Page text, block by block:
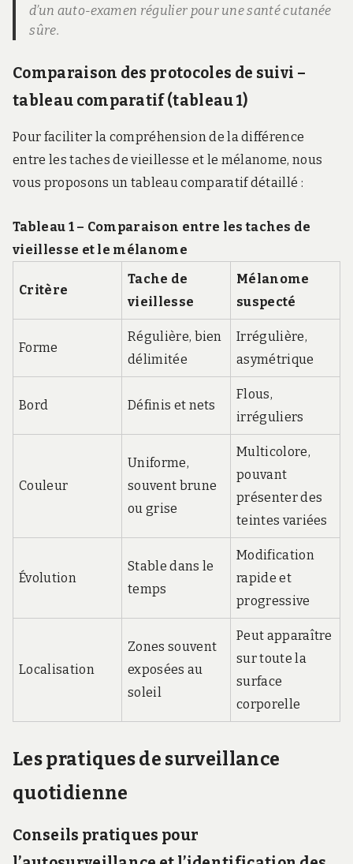
d’un auto-examen régulier pour une santé cutanée
sûre.
Comparaison des protocoles de suivi –
tableau comparatif (tableau 1)
Pour faciliter la compréhension de la différence
entre les taches de vieillesse et le mélanome, nous
vous proposons un tableau comparatif détaillé :
Tableau 1 – Comparaison entre les taches de
vieillesse et le mélanome
Critère
Tache de
vieillesse
Mélanome
suspecté
Forme
Régulière, bien
délimitée
Irrégulière,
asymétrique
Bord Définis et nets
Flous,
irréguliers
Couleur
Uniforme,
souvent brune
ou grise
Multicolore,
pouvant
présenter des
teintes variées
Évolution
Stable dans le
temps
Modification
rapide et
progressive
Localisation
Zones souvent
exposées au
soleil
Peut apparaître
sur toute la
surface
corporelle
Les pratiques de surveillance
quotidienne
Conseils pratiques pour